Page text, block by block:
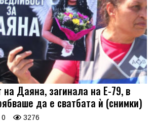
на Даяна, загинала на Е-79, в
да е сватбата ѝ (снимки)
0 3276